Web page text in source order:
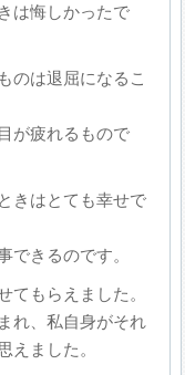
は悔しかったで
のは退屈になるこ
が疲れるもので
きはとても幸せで
できるのです。
てもらえました。
れ、私自身がそれ
えました。